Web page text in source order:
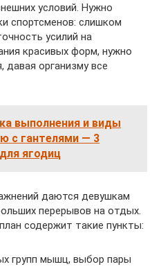
условий. Нужно
спортсменов: слишком
усилий на
красивых форм, нужно
давая организму все
выполнения и виды
с гантелями — 3
ягодиц
даются девушкам
перерывов на отдых.
содержит такие пункты:
групп мышц, выбор пары